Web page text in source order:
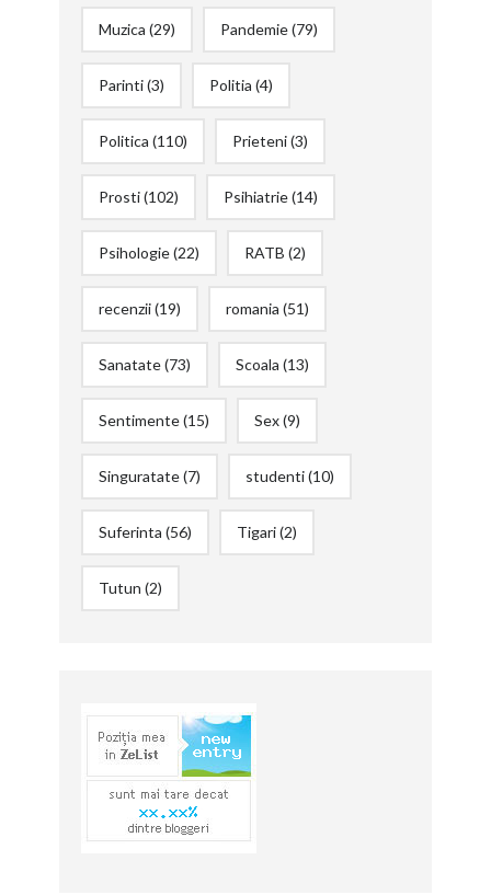
Muzica (29) Pandemie(79)
Parinti(3) Politia (4)
Politica (110) Prieteni(3)
Prosti(102) Psihiatrie(14)
Psihologie(22) RATB (2)
recenzii(19) romania (51)
Sanatate(73) Scoala (13)
Sentimente(15) Sex(9)
Singuratate(7) studenti(10)
Suferinta (56) Tigari(2)
Tutun (2)